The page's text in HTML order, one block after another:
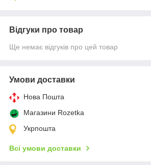
Відгуки про товар
Ще немає відгуків про цей товар
Умови доставки
Нова Пошта
Магазини Rozetka
Укрпошта
Всі умови доставки